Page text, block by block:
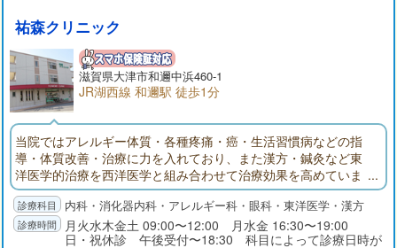
感が少ないよう心がけています。また、地域の多くの医療機関
と連携しているため、必要な場合は、迅速に他の病院へ紹介す
ることが可能です。内科では、風邪や感染症はもちろん、特に
生活習慣病の診療に力をいれています。糖尿病、高血圧、高脂
血症、高尿酸血症などの病気は、中高年のみならず、若い患者
さまにも増えています。お身体に不調を感じる方は、まず当院
にて血液検査を受けていただくことをおすすめします。なお小
児科ではお子さまの定期予防接種に対応しており、彦根市在住
の方は無料で接種可能です。当院へは、近江鉄道本線・ひこね
芹川駅から徒歩約16分、JR東海道線・彦根駅から徒歩約20分の
場所にあります。駐車場は15台分のご用意があります。
祐森クリニック
滋賀県大津市和邇中浜460-1
JR湖西線 和邇駅 徒歩1分
当院ではアレルギー体質・各種疼痛・癌・生活習慣病などの指
導・体質改善・治療に力を入れており、また漢方・鍼灸など東
洋医学的治療を西洋医学と組み合わせて治療効果を高めていま
す。また眼科での白内障・緑内障の手術や胃腸科での胃・大腸
のポリープ・癌のポリペクトミー及び粘膜切除術切除などは最
新の設備で日帰り手術を行っています。
内科・消化器内科・アレルギー科・眼科・東洋医学・漢方
月火水木金土 09:00〜12:00 月水金 16:30〜19:00
日・祝休診 午後受付〜18:30 科目によって診療日時が